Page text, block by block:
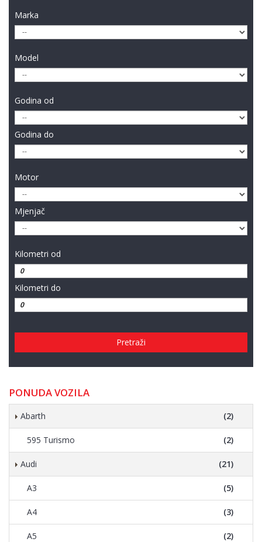
Marka
Model
Godina od
Godina do
Motor
Mjenjač
Kilometri od
Kilometri do
Pretraži
PONUDA VOZILA
Abarth (2)
595 Turismo (2)
Audi (21)
A3 (5)
A4 (3)
A5 (2)